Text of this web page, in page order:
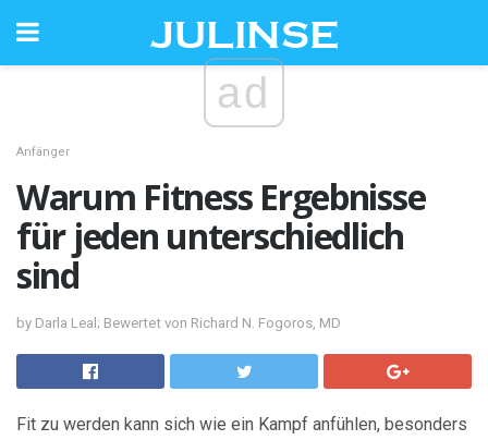
ad
Anfänger
Warum Fitness Ergebnisse
für jeden unterschiedlich
sind
by Darla Leal; Bewertet von Richard N. Fogoros, MD
Fit zu werden kann sich wie ein Kampf anfühlen, besonders